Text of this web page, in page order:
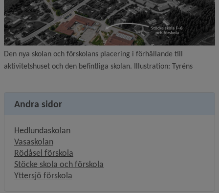
Den nya skolan och förskolans placering i förhållande till
aktivitetshuset och den befintliga skolan. Illustration: Tyréns
Andra sidor
Hedlundaskolan
Vasaskolan
Rödåsel förskola
Stöcke skola och förskola
Yttersjö förskola